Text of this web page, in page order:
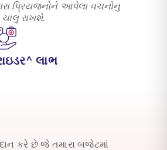
પ્રિયજનોને આપેલા વચનોનું
રાખશે.
લાભ
કરે છે જે તમારા બજેટમાં